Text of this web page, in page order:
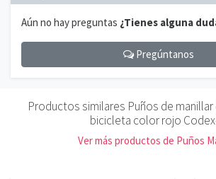
Aún no hay preguntas ¿Tienes alguna
Pregúntanos
Productos similares Puños de manillar
bicicleta color rojo
Ver más productos de Puños